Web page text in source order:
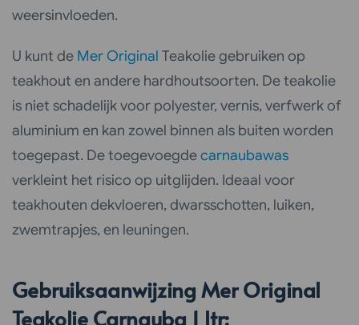
weersinvloeden.
U kunt de Mer Original Teakolie gebruiken op
teakhout en andere hardhoutsoorten. De teakolie
is niet schadelijk voor polyester, vernis, verfwerk of
aluminium en kan zowel binnen als buiten worden
toegepast. De toegevoegdecarnaubawas
verkleint het risico op uitglijden. Ideaal voor
teakhouten dekvloeren, dwarsschotten, luiken,
zwemtrapjes, en leuningen.
Gebruiksaanwijzing Mer Original
Teakolie Carnauba 1 ltr: